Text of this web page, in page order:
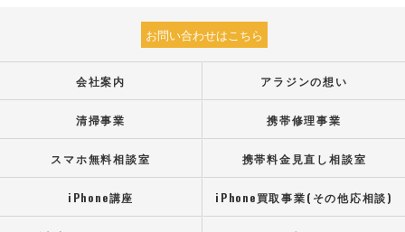
お問い合わせはこちら
会社案内 アラジンの想い
清掃事業 携帯修理事業
スマホ無料相談室 携帯料金見直し相談室
iPhone講座 iPhone買取事業(その他応相談)